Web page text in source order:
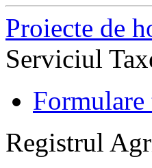
Proiecte de
Serviciul
Formulare
Registrul